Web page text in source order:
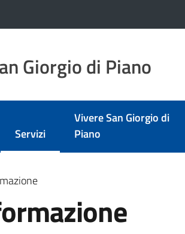
Giorgio di Piano
Servizi
Menu selezionato
Vivere San Giorgio di
Piano